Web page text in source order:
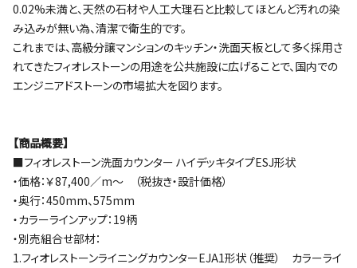
0.02%未満と、天然の石材や人工大理石と比較してほとんど汚れの染
み込みが無い為、清潔で衛生的です。
これまでは、高級分譲マンションのキッチン・洗面天板として多く採用さ
れてきたフィオレストーンの用途を公共施設に広げることで、国内での
エンジニアドストーンの市場拡大を図ります。
【商品概要】
■フィオレストーン洗面カウンター ハイデッキタイプESJ形状
・価格：￥87,400／m～ （税抜き・設計価格）
・奥行：450mm、575mm
・カラーラインアップ：19柄
・別売組合せ部材：
1.フィオレストーンライニングカウンターEJA1形状（推奨） カラーライ